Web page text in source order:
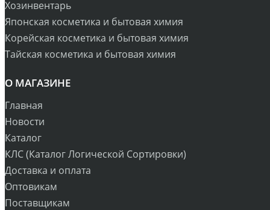
Хозинвентарь
Японская косметика и бытовая химия
Корейская косметика и бытовая химия
Тайская косметика и бытовая химия
О МАГАЗИНЕ
Главная
Новости
Каталог
КЛС (Каталог Логической Сортировки)
Доставка и оплата
Оптовикам
Поставщикам